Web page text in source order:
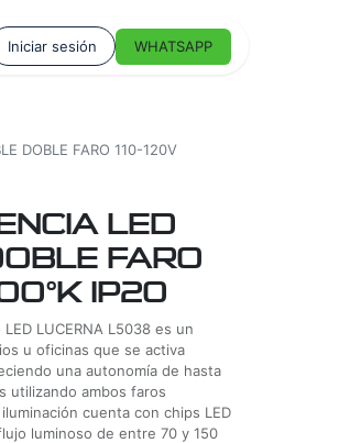
Iniciar sesión WHATSAPP
DOBLE FARO 110-120V
LED
FARO
IP20
LUCERNA L5038 es un
u oficinas que se activa
una autonomía de hasta
utilizando ambos faros
cuenta con chips LED
luminoso de entre 70 y 150